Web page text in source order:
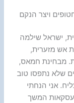
ישראל שילמה
אש מזערית,
מבחינת חמאס,
שלא נתפסו טוב
אני הנחתי
המשך